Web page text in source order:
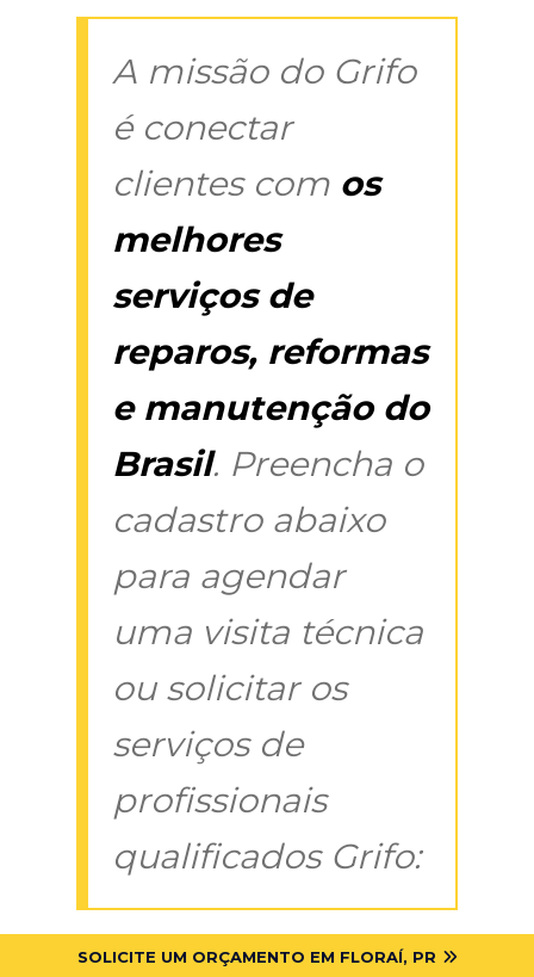
A missão do Grifo
é conectar
clientes com os
melhores
serviços de
reparos, reformas
e manutenção do
Brasil. Preencha o
cadastro abaixo
para agendar
uma visita técnica
ou solicitar os
serviços de
profissionais
qualificados Grifo:
SOLICITE UM ORÇAMENTO EM FLORAÍ, PR